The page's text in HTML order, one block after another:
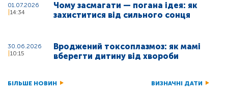
01.07.2026
14:34
Чому засмагати — погана ідея: як
захиститися від сильного сонця
30.06.2026
10:15
Вроджений токсоплазмоз: як мамі
вберегти дитину від хвороби
БІЛЬШЕ НОВИН ВИЗНАЧНІ ДАТИ